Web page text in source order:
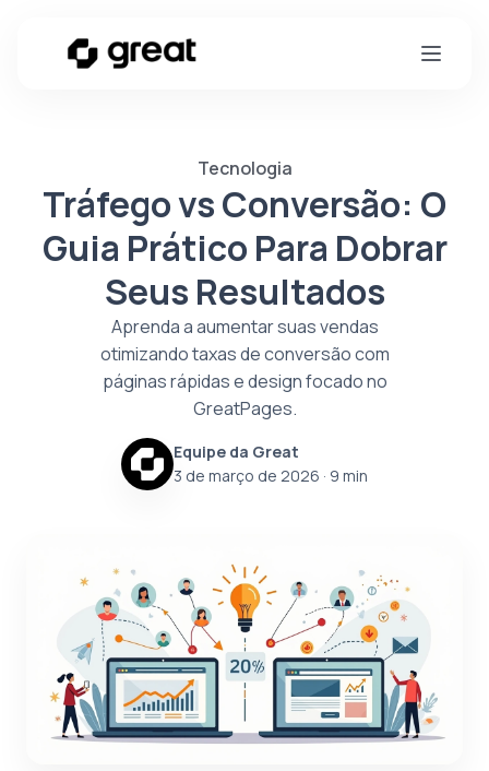
Tecnologia
Tráfego vs Conversão: O
Guia Prático Para Dobrar
Seus Resultados
Aprenda a aumentar suas vendas
otimizando taxas de conversão com
páginas rápidas e design focado no
GreatPages.
Equipe da Great
3 de março de 2026 · 9 min